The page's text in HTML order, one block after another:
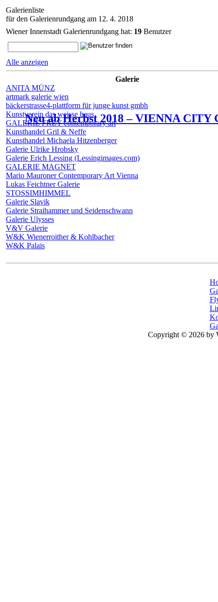
Neu ab Herbst 2018 –VIENNA CITY
Galerienliste
für den Galerienrundgang am 12. 4. 2018
Wiener Innenstadt Galerienrundgang hat: 19 Benutzer
Alle anzeigen
Galerie
ANITA MÜNZ
artmark galerie wien
bäckerstrasse4-plattform für junge kunst gmbh
Kunstverein das weisse haus
GALERIE FREY contemporary art
Kunsthandel Gril & Neffe
Kunsthandel Michaela Hitzenberger
Galerie Ulrike Hrobsky
Galerie Erich Lessing (Lessingimages.com)
GALERIE MAGNET
Mario Mauroner Contemporary Art Vienna
Lukas Feichtner Galerie
STOSSIMHIMMEL
Galerie Slavik
Galerie Straihammer und Seidenschwann
Galerie Ulysses
V&V Galerie
W&K Wienerroither & Kohlbacher
W&K Palais
Copyright © 2026 by